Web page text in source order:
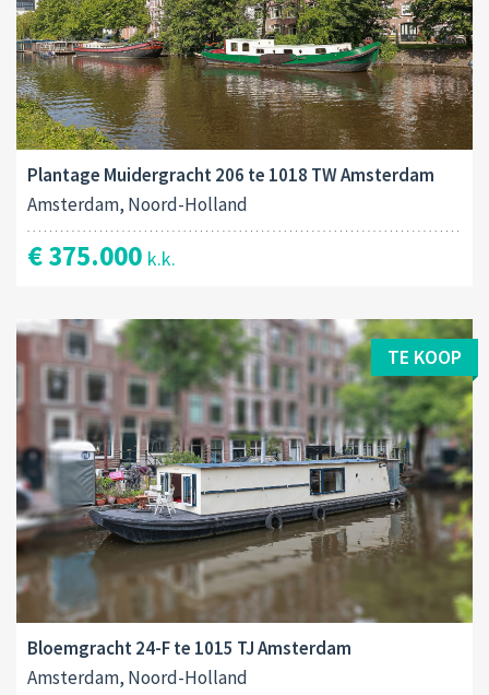
Plantage Muidergracht 206 te 1018 TW Amsterdam
Amsterdam, Noord-Holland
€ 375.000 k.k.
TE KOOP
Bloemgracht 24-F te 1015 TJ Amsterdam
Amsterdam, Noord-Holland